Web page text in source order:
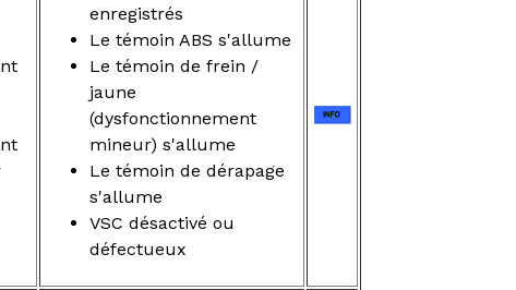
enregistrés
Le témoin ABS s'allume
Le témoin de frein /
jaune
(dysfonctionnement
mineur) s'allume
Le témoin de dérapage
s'allume
VSC désactivé ou
défectueux